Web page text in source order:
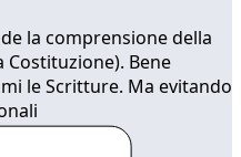
la comprensione della
Bene
le Scritture. Ma evitando